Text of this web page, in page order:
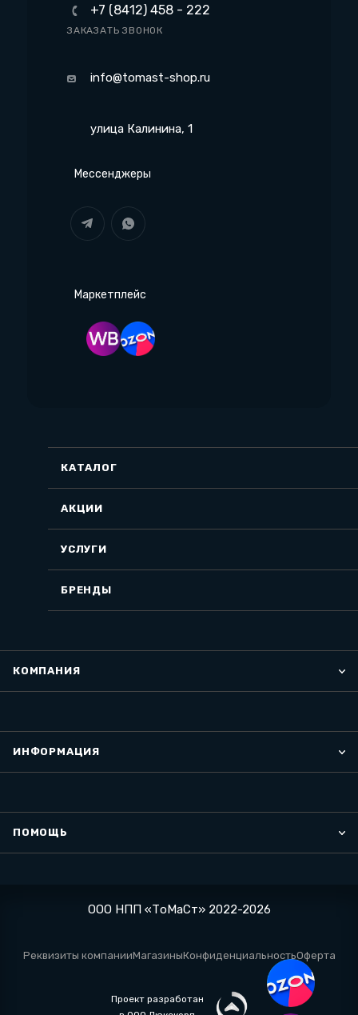
+7 (8412) 458 - 222
ЗАКАЗАТЬ ЗВОНОК
info@tomast-shop.ru
улица Калинина, 1
Мессенджеры
Маркетплейс
КАТАЛОГ
АКЦИИ
УСЛУГИ
БРЕНДЫ
КОМПАНИЯ
ИНФОРМАЦИЯ
ПОМОЩЬ
ООО НПП «ТоМаСт» 2022-2026
Реквизиты компанииМагазиныКонфиденциальностьОферта
Проект разработан